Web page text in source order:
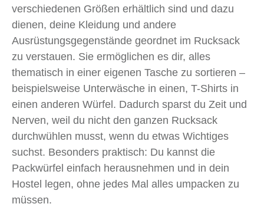
verschiedenen Größen erhältlich sind und dazu
dienen, deine Kleidung und andere
Ausrüstungsgegenstände geordnet im Rucksack
zu verstauen. Sie ermöglichen es dir, alles
thematisch in einer eigenen Tasche zu sortieren –
beispielsweise Unterwäsche in einen, T-Shirts in
einen anderen Würfel. Dadurch sparst du Zeit und
Nerven, weil du nicht den ganzen Rucksack
durchwühlen musst, wenn du etwas Wichtiges
suchst. Besonders praktisch: Du kannst die
Packwürfel einfach herausnehmen und in dein
Hostel legen, ohne jedes Mal alles umpacken zu
müssen.